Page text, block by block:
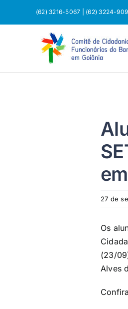
(62) 3216-5067 | (62) 3224-
27 de
Os
(23/
Alves